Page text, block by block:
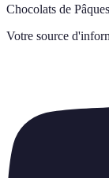
Chocolats de Pâques
Votre source